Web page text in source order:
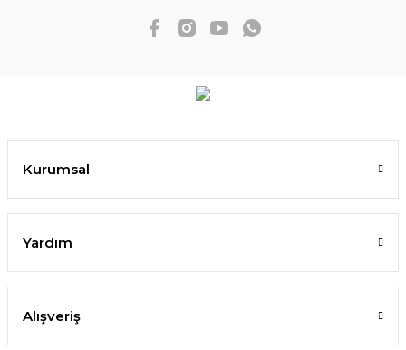
Kurumsal
Yardım
Alışveriş